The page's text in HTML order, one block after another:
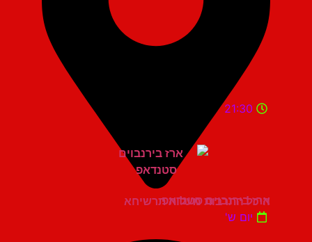
היכל התרבות מעלות תרשיחא
21:30
ארז בירנבוים סטנדאפ
יום ש'